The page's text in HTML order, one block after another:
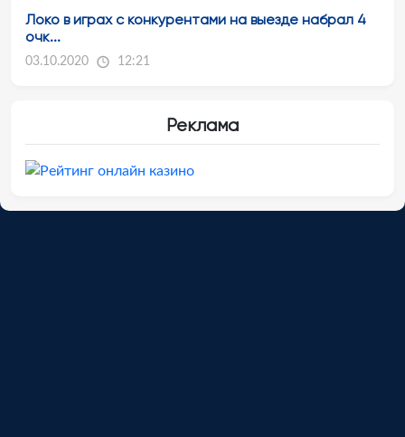
Локо в играх с конкурентами на выезде набрал 4
очк...
03.10.2020 12:21
Реклама